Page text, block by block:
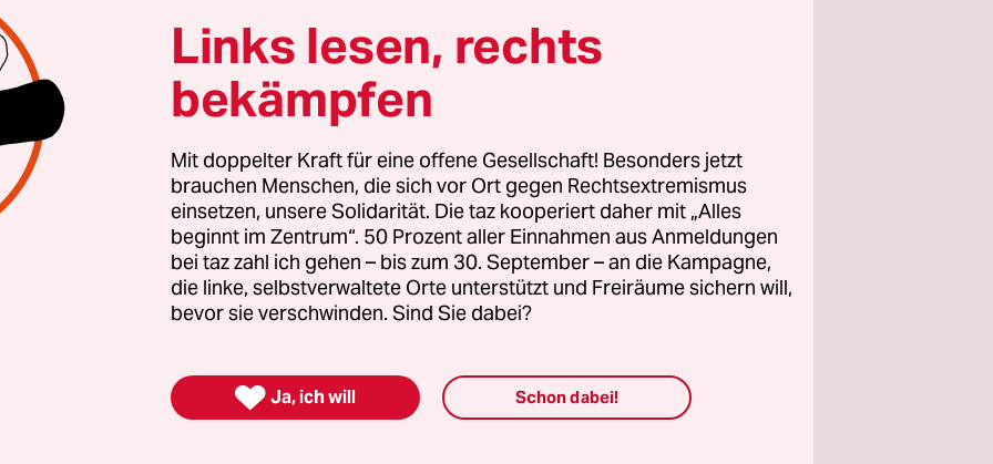
hatten den Abzug schwerer Maschinen aus
gefordert, der teilweise zum Weltnaturerbe gehört.
– friedliche Märsche, Petitionen, Blockaden vor
nichts gebracht“, sagte der Aktivist Adam Bohdan der
AFP telefonisch vor den Festnahmen. Die
trotz des Verbots des Europäischen Gerichtshofs
Bäume fällen. „Deswegen haben wir uns für diese
des Protests entschieden“, sagte der Aktivist. Eine
der Behörde nannte die von einem Zusammenschluss
Links lesen, rechts
bekämpfen
Mit doppelter Kraft für eine offene Gesellschaft! Besonders jetzt
brauchen Menschen, die sich vor Ort gegen Rechtsextremismus
einsetzen, unsere Solidarität. Die taz kooperiert daher mit „Alles
beginnt im Zentrum“. 50 Prozent aller Einnahmen aus Anmeldungen
bei taz zahl ich gehen – bis zum 30. September – an die Kampagne,
die linke, selbstverwaltete Orte unterstützt und Freiräume sichern will,
bevor sie verschwinden. Sind Sie dabei?
 Ja, ich will Schon dabei!